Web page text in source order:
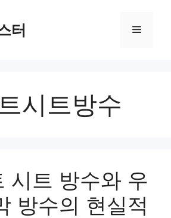
터 메
시트방수
시트 방수와 우
방수의 현실적